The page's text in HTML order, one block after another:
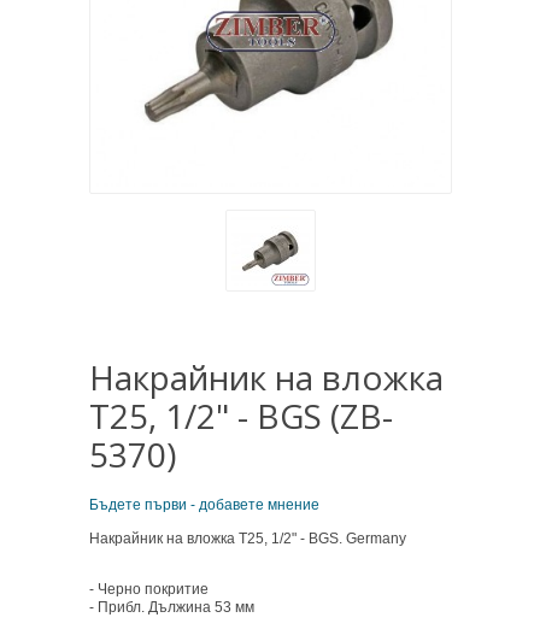
Накрайник на вложка
T25, 1/2" - BGS (ZB-
5370)
Бъдете първи - добавете мнение
Накрайник на вложка T25, 1/2" - BGS. Germany
- Черно покритие
- Прибл. Дължина 53 мм